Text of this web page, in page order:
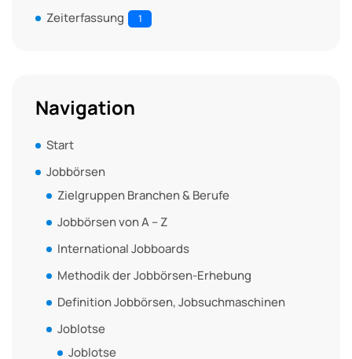
Zeiterfassung 1
Navigation
Start
Jobbörsen
Zielgruppen Branchen & Berufe
Jobbörsen von A – Z
International Jobboards
Methodik der Jobbörsen-Erhebung
Definition Jobbörsen, Jobsuchmaschinen
Joblotse
Joblotse